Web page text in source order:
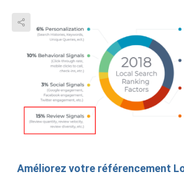
Améliorez votre référencement